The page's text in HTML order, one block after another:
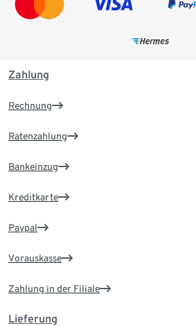
Zahlung
Rechnung
Ratenzahlung
Bankeinzug
Kreditkarte
Paypal
Vorauskasse
Zahlung in der Filiale
Lieferung